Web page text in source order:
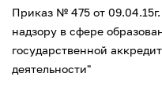
Приказ № 475 от
надзору в сфере
государственной
деятельности"